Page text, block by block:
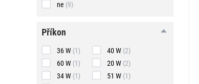
ne (9)
příkon
příkon
36 W (1) 40 W (2)
60 W (1) 20 W (2)
34 W (1) 51 W (1)